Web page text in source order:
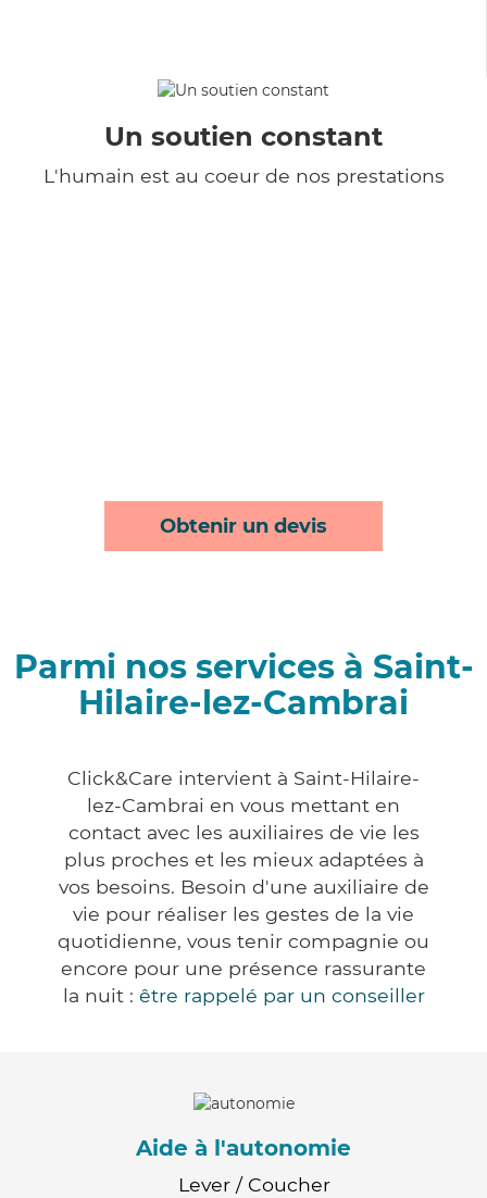
Un soutien constant
L'humain est au coeur de nos prestations
Obtenir un devis
Parmi nos services à Saint-
Hilaire-lez-Cambrai
Click&Care intervient à Saint-Hilaire-
lez-Cambrai en vous mettant en
contact avec les auxiliaires de vie les
plus proches et les mieux adaptées à
vos besoins. Besoin d'une auxiliaire de
vie pour réaliser les gestes de la vie
quotidienne, vous tenir compagnie ou
encore pour une présence rassurante
la nuit : être rappelé par un conseiller
Aide à l'autonomie
Lever / Coucher